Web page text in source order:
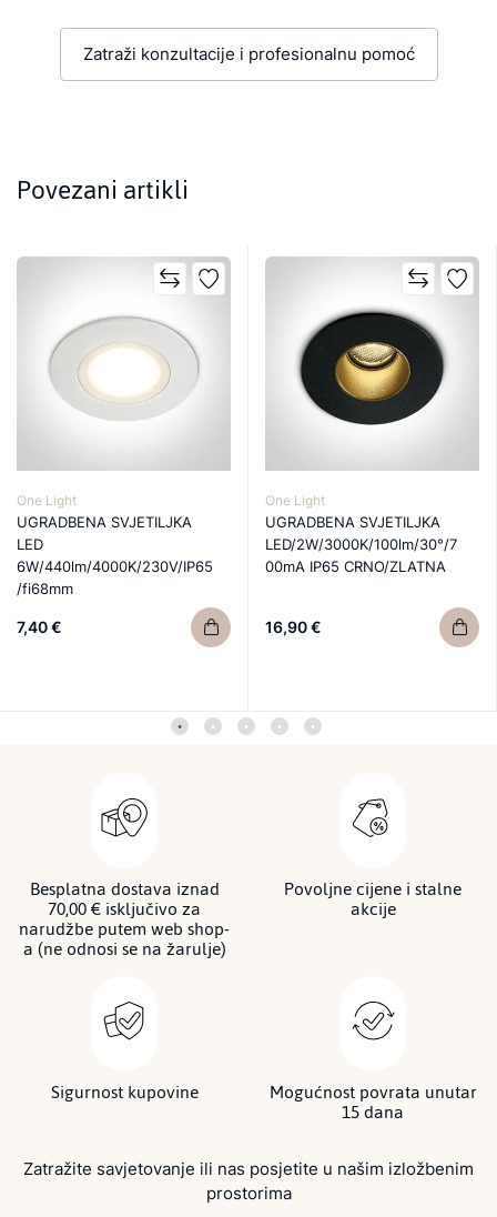
Zatraži konzultacije i profesionalnu pomoć
Povezani artikli
One Light
UGRADBENA SVJETILJKA
LED
6W/440lm/4000K/230V/IP65
/fi68mm
7,40 €
One Light
UGRADBENA SVJETILJKA
LED/2W/3000K/100lm/30°/7
00mA IP65 CRNO/ZLATNA
16,90 €
Besplatna dostava iznad
70,00 € isključivo za
narudžbe putem web shop-
a (ne odnosi se na žarulje)
Povoljne cijene i stalne
akcije
Sigurnost kupovine Mogućnost povrata unutar
15 dana
Zatražite savjetovanje ili nas posjetite u našim izložbenim
prostorima